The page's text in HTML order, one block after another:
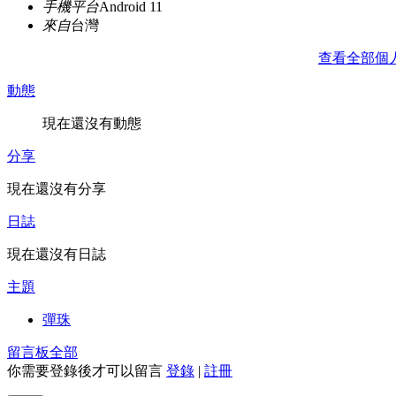
手機平台Android 11
來自台灣
查看全部個
動態
現在還沒有動態
分享
現在還沒有分享
日誌
現在還沒有日誌
主題
彈珠
留言板全部
你需要登錄後才可以留言 登錄 | 註冊